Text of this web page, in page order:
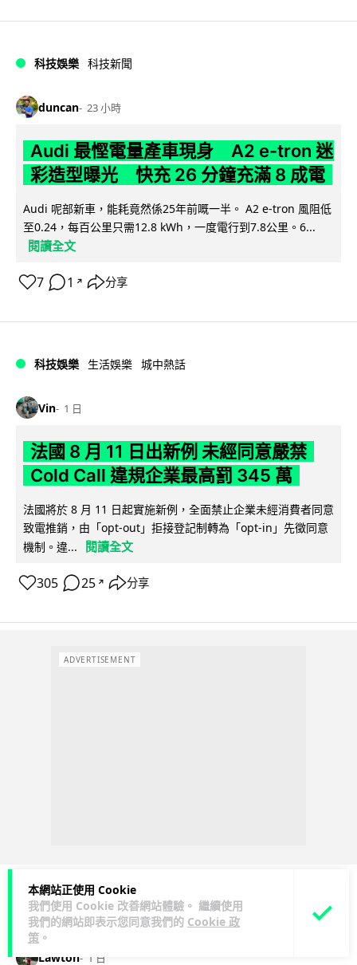
本網站正使用 Cookie
我們使用 Cookie 改善網站體驗。 繼續使用
我們的網站即表示您同意我們的 Cookie 政
策 。
科技娛樂 科技新聞
duncan 23 小時
Audi 最慳電量產車現身 A2 e-tron 迷
彩造型曝光 快充 26 分鐘充滿 8 成電
Audi 呢部新車，能耗竟然係25年前嘅一半。 A2 e-tron 風阻低
至0.24，每百公里只需12.8 kWh，一度電行到7.8公里。6...
閱讀全文
7 1 ↗ 分享
科技娛樂 生活娛樂 城中熱話
Vin 1 日
法國 8 月 11 日出新例 未經同意嚴禁
Cold Call 違規企業最高罰 345 萬
法國將於 8 月 11 日起實施新例，全面禁止企業未經消費者同意
致電推銷，由「opt-out」拒接登記制轉為「opt-in」先徵同意
機制。違...
閱讀全文
305 25 ↗ 分享
ADVERTISEMENT
人工智能
Lawton 1 日